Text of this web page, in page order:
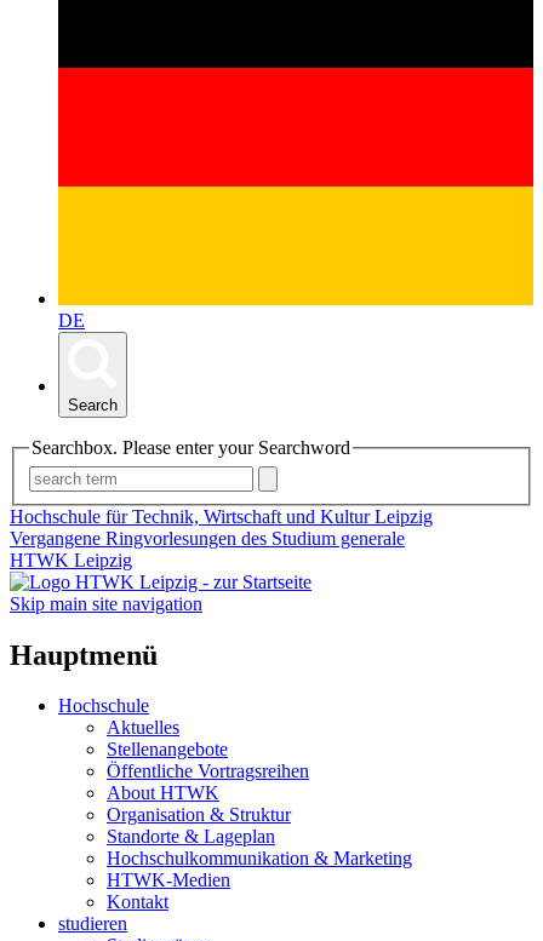
DE
Search
Searchbox. Please enter your Searchword
Hochschule für Technik, Wirtschaft und Kultur Leipzig
Vergangene Ringvorlesungen des Studium generale
HTWK Leipzig
Skip main site navigation
Hauptmenü
Hochschule
Aktuelles
Stellenangebote
Öffentliche Vortragsreihen
About HTWK
Organisation & Struktur
Standorte & Lageplan
Hochschulkommunikation & Marketing
HTWK-Medien
Kontakt
studieren